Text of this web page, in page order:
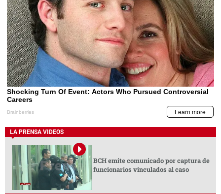
LA PRENSA VIDEOS
BCH emite comunicado por captura de
funcionarios vinculados al caso